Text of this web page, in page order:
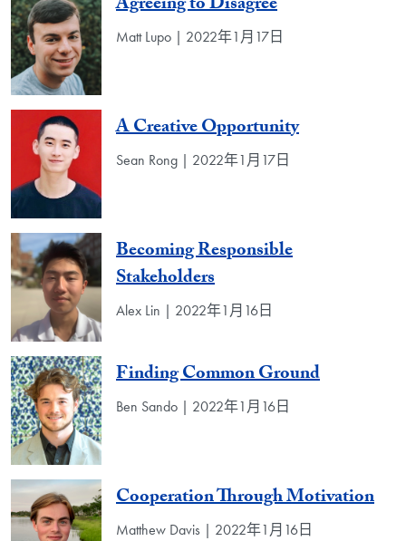
Matt Lupo | 2022年1月17日
A Creative Opportunity
Sean Rong | 2022年1月17日
Becoming Responsible
Stakeholders
Alex Lin | 2022年1月16日
Finding Common Ground
Ben Sando | 2022年1月16日
Cooperation Through Motivation
Matthew Davis | 2022年1月16日